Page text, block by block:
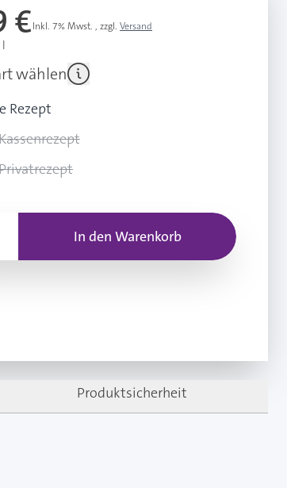
€Inkl. 7% Mwst. , zzgl. Versand
l
wählen
Rezept
In den Warenkorb
Produktsicherheit